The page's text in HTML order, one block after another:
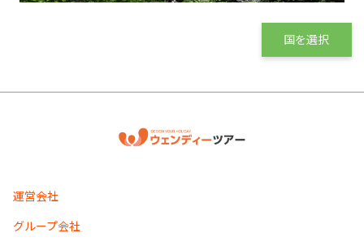
国を選択
運営会社
グループ会社